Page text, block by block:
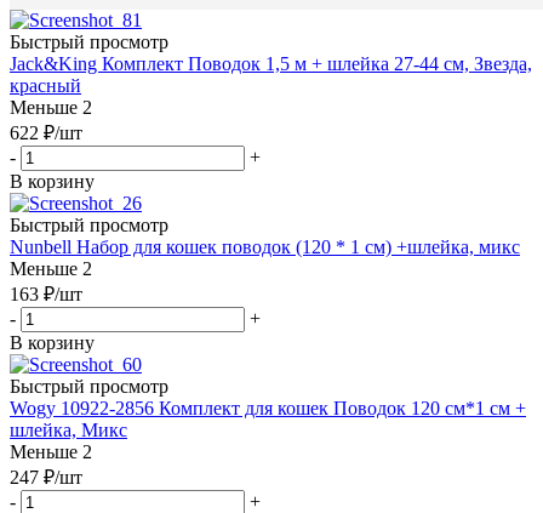
Быстрый просмотр
Jack&King Комплект Поводок 1,5 м + шлейка 27-44 см, Звезда,
красный
Меньше 2
622 ₽/шт
-
+
В корзину
Быстрый просмотр
Nunbell Набор для кошек поводок (120 * 1 см) +шлейка, микс
Меньше 2
163 ₽/шт
-
+
В корзину
Быстрый просмотр
Wogy 10922-2856 Комплект для кошек Поводок 120 см*1 см +
шлейка, Микс
Меньше 2
247 ₽/шт
-
+